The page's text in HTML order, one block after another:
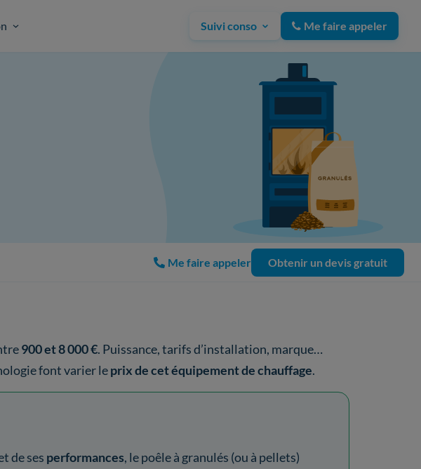
Suivi conso Me faire appeler
Me faire appeler Obtenir un devis gratuit
900 et 8 000 €. Puissance, tarifs d’installation, marque…
font varier leprix de cet équipement de chauffage.
de ses performances, le poêle à granulés (ou à pellets)